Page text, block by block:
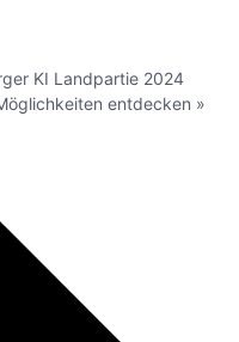
KI Landpartie 2024
entdecken »